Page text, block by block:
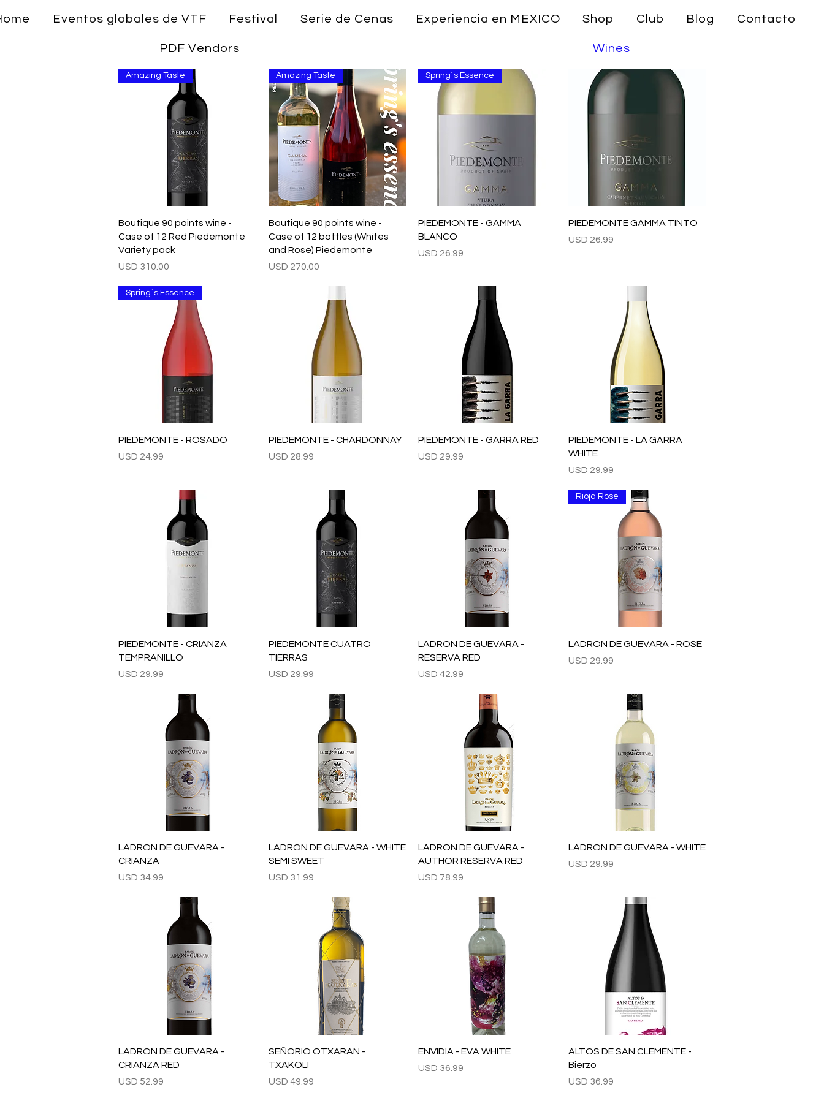
Eventos globales de VTF Festival Serie de Cenas Experiencia en MEXICO Shop Club Blog Contacto
PDF Vendors Wines
Vista rápida
Amazing Taste
Boutique 90 points wine -
Case of 12 Red Piedemonte
Variety pack
Precio
USD 310.00
Vista rápida
Amazing Taste
Boutique 90 points wine -
Case of 12 bottles (Whites
and Rose) Piedemonte
Precio
USD 270.00
Vista rápida
Spring´s Essence
PIEDEMONTE - GAMMA
BLANCO
Precio
USD 26.99
Vista rápida
PIEDEMONTE GAMMA TINTO
Precio
USD 26.99
Vista rápida
Spring´s Essence
PIEDEMONTE - ROSADO
Precio
USD 24.99
Vista rápida
PIEDEMONTE - CHARDONNAY
Precio
USD 28.99
Vista rápida
PIEDEMONTE - GARRA RED
Precio
USD 29.99
Vista rápida
PIEDEMONTE - LA GARRA
WHITE
Precio
USD 29.99
Vista rápida
PIEDEMONTE - CRIANZA
TEMPRANILLO
Precio
USD 29.99
Vista rápida
PIEDEMONTE CUATRO
TIERRAS
Precio
USD 29.99
Vista rápida
LADRON DE GUEVARA -
RESERVA RED
Precio
USD 42.99
Vista rápida
Rioja Rose
LADRON DE GUEVARA - ROSE
Precio
USD 29.99
Vista rápida
LADRON DE GUEVARA -
CRIANZA
Precio
USD 34.99
Vista rápida
LADRON DE GUEVARA - WHITE
SEMI SWEET
Precio
USD 31.99
Vista rápida
LADRON DE GUEVARA -
AUTHOR RESERVA RED
Precio
USD 78.99
Vista rápida
LADRON DE GUEVARA - WHITE
Precio
USD 29.99
Vista rápida
LADRON DE GUEVARA -
CRIANZA RED
Precio
USD 52.99
Vista rápida
SEÑORIO OTXARAN -
TXAKOLI
Precio
USD 49.99
Vista rápida
ENVIDIA - EVA WHITE
Precio
USD 36.99
Vista rápida
ALTOS DE SAN CLEMENTE -
Bierzo
Precio
USD 36.99